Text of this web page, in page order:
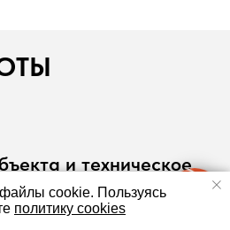
и техническое
этапе проводится
файлы cookie. Пользуясь
политику cookies